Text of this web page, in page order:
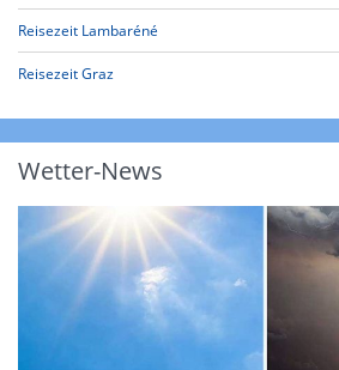
Reisezeit Lambaréné
Reisezeit Graz
Wetter-News